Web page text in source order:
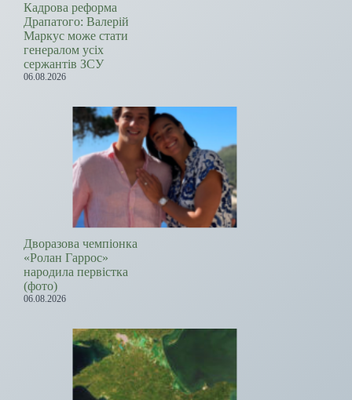
Кадрова реформа
Драпатого: Валерій
Маркус може стати
генералом усіх
сержантів ЗСУ
06.08.2026
Дворазова чемпіонка
«Ролан Гаррос»
народила первістка
(фото)
06.08.2026